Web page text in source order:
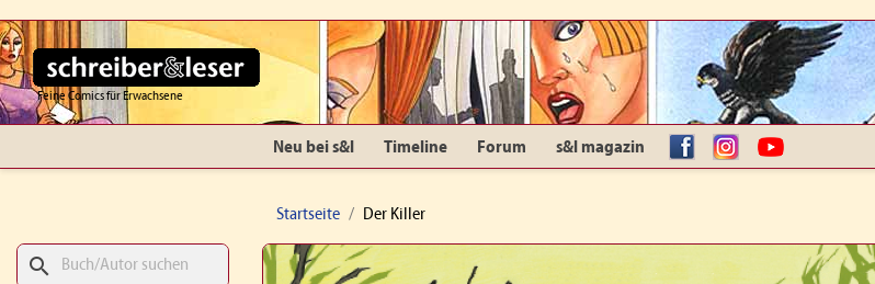
Feine Comics für Erwachsene
Neu bei s&l Timeline Forum s&l magazin facebookInstagramYouTube
Startseite Der Killer
search